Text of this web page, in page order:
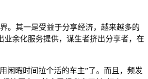
。其一是受益于分享经济，越来越多的
余化服务提供，谋生者挤出分享者，在
闲暇时间拉个活的车主”了。而且，频发